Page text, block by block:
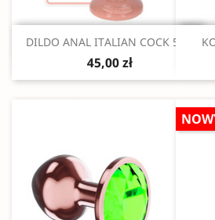
Szybki podgląd
DILDO ANAL ITALIAN COCK 5"...
45,00 zł